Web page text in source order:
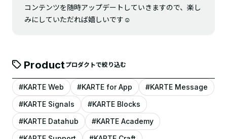
コンテンツを随時アップデートしていきますので、楽し
みにしていただれば嬉しいです☺️
Product プロダクトで絞り込む
#KARTE Web #KARTE for App
#KARTE Message
#KARTE Signals
#KARTE Blocks
#KARTE Datahub
#KARTE Academy